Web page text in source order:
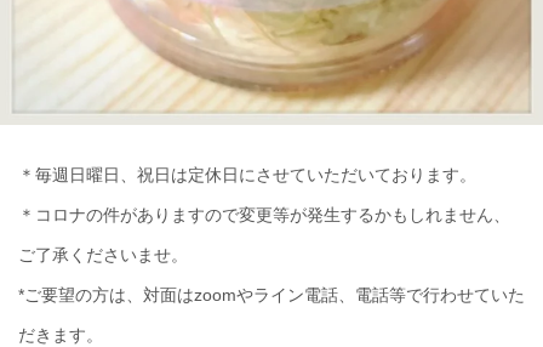
＊毎週日曜日、祝日は定休日にさせていただいております。
＊コロナの件がありますので変更等が発生するかもしれません、
ご了承くださいませ。
*ご要望の方は、対面はzoomやライン電話、電話等で行わせていた
だきます。